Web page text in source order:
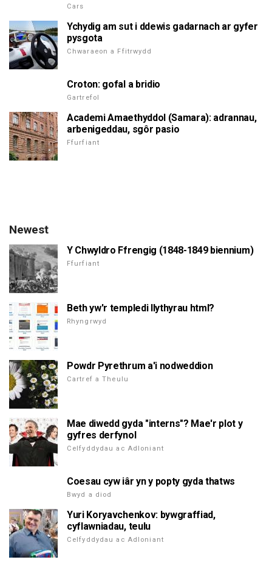
Cars
Ychydig am sut i ddewis gadarnach ar gyfer
pysgota
Chwaraeon a Ffitrwydd
Croton: gofal a bridio
Gartrefol
Academi Amaethyddol (Samara): adrannau,
arbenigeddau, sgôr pasio
Ffurfiant
Newest
Y Chwyldro Ffrengig (1848-1849 biennium)
Ffurfiant
Beth yw'r templedi llythyrau html?
Rhyngrwyd
Powdr Pyrethrum a'i nodweddion
Cartref a Theulu
Mae diwedd gyda "interns"? Mae'r plot y
gyfres derfynol
Celfyddydau ac Adloniant
Coesau cyw iâr yn y popty gyda thatws
Bwyd a diod
Yuri Koryavchenkov: bywgraffiad,
cyflawniadau, teulu
Celfyddydau ac Adloniant